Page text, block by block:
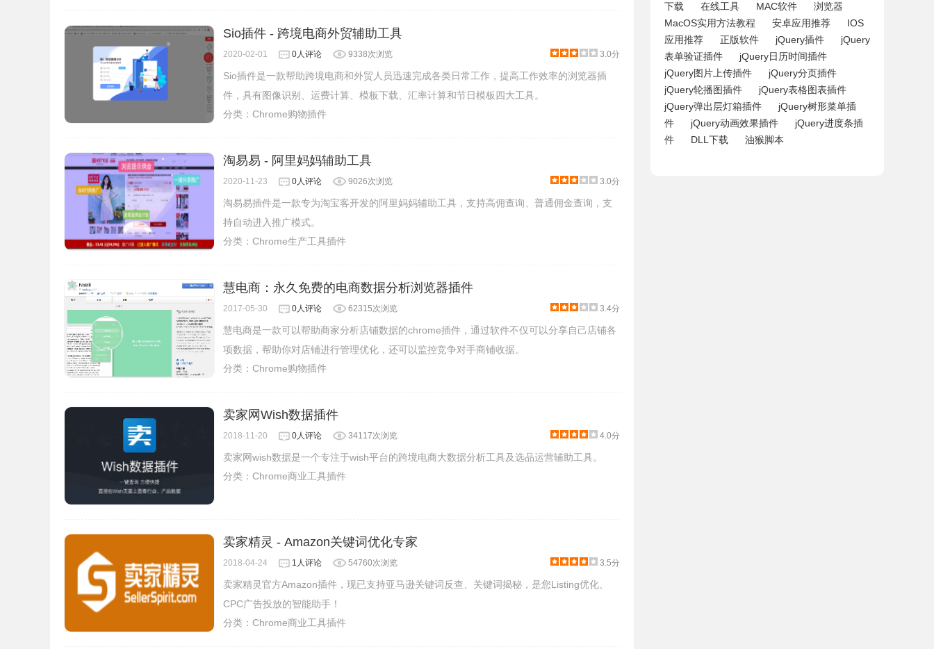
Sio插件 - 跨境电商外贸辅助工具
2020-02-01 0人评论 9338次浏览 3.0分
Sio插件是一款帮助跨境电商和外贸人员迅速完成各类日常工作，提高工作效率的浏览器插
件，具有图像识别、运费计算、模板下载、汇率计算和节日模板四大工具。
分类： Chrome购物插件
淘易易 - 阿里妈妈辅助工具
2020-11-23 0人评论 9026次浏览 3.0分
淘易易插件是一款专为淘宝客开发的阿里妈妈辅助工具，支持高佣查询、普通佣金查询，支
持自动进入推广模式。
分类： Chrome生产工具插件
慧电商：永久免费的电商数据分析浏览器插件
2017-05-30 0人评论 62315次浏览 3.4分
慧电商是一款可以帮助商家分析店铺数据的chrome插件，通过软件不仅可以分享自己店铺各
项数据，帮助你对店铺进行管理优化，还可以监控竞争对手商铺收据。
分类： Chrome购物插件
卖家网Wish数据插件
2018-11-20 0人评论 34117次浏览 4.0分
卖家网wish数据是一个专注于wish平台的跨境电商大数据分析工具及选品运营辅助工具。
分类： Chrome商业工具插件
卖家精灵 - Amazon关键词优化专家
2018-04-24 1人评论 54760次浏览 3.5分
卖家精灵官方Amazon插件，现已支持亚马逊关键词反查、关键词揭秘，是您Listing优化、
CPC广告投放的智能助手！
分类： Chrome商业工具插件
下载
在线工具 MAC软件
浏览器
MacOS实用方法教程
安卓应用推荐
IOS
应用推荐
正版软件 jQuery插件
jQuery
表单验证插件
jQuery日历时间插件
jQuery图片上传插件
jQuery分页插件
jQuery轮播图插件
jQuery表格图表插件
jQuery弹出层灯箱插件
jQuery树形菜单插
件
jQuery动画效果插件
jQuery进度条插
件
DLL下载 油猴脚本